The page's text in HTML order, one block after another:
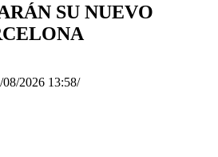
SU NUEVO
08/2026 13:58